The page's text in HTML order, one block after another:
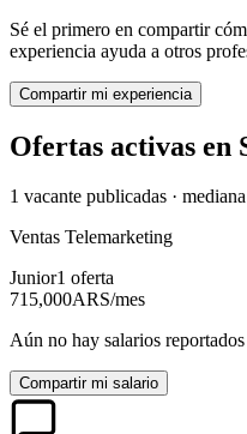
Sé el primero en compartir
experiencia ayuda a otros
Compartir mi experiencia
Ofertas activas en
1 vacante publicadas · mediana
Ventas Telemarketing
Junior1 oferta
715,000ARS/mes
Aún no hay salarios
Compartir mi salario